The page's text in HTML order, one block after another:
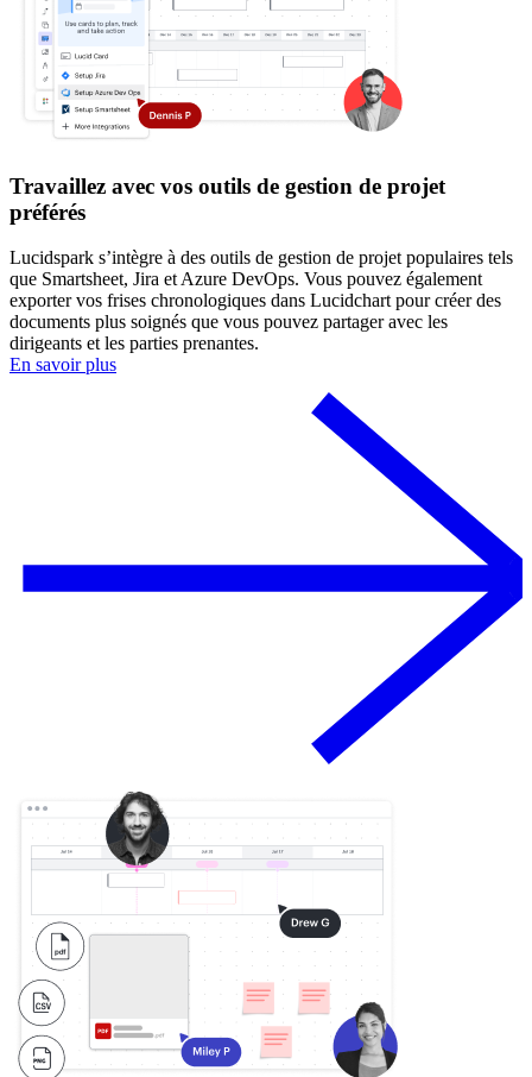
Travaillez avec vos outils de gestion de projet
préférés
Lucidspark s’intègre à des outils de gestion de projet populaires tels
que Smartsheet, Jira et Azure DevOps. Vous pouvez également
exporter vos frises chronologiques dans Lucidchart pour créer des
documents plus soignés que vous pouvez partager avec les
dirigeants et les parties prenantes.
En savoir plus